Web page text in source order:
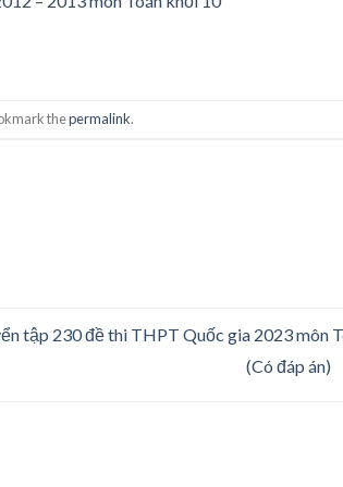
thepermalink.
tập 230 đề thi THPT Quốc gia 2023 môn
(Có đáp án)